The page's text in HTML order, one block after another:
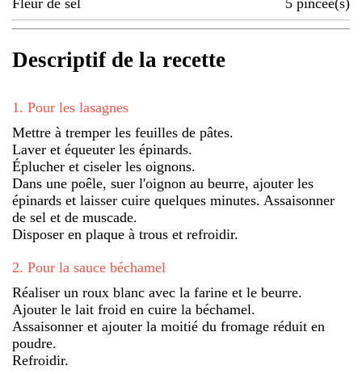
Fleur de sel 5 pincée(s)
Descriptif de la recette
1 . Pour les lasagnes
Mettre à tremper les feuilles de pâtes.
Laver et équeuter les épinards.
Éplucher et ciseler les oignons.
Dans une poêle, suer l'oignon au beurre, ajouter les
épinards et laisser cuire quelques minutes. Assaisonner
de sel et de muscade.
Disposer en plaque à trous et refroidir.
2. Pour la sauce béchamel
Réaliser un roux blanc avec la farine et le beurre.
Ajouter le lait froid en cuire la béchamel.
Assaisonner et ajouter la moitié du fromage réduit en
poudre.
Refroidir.